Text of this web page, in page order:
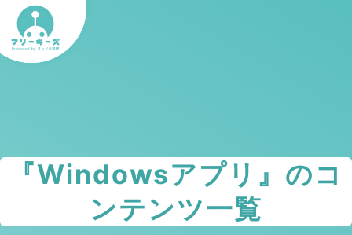
『Windowsアプリ 』のコ
ンテンツ一覧